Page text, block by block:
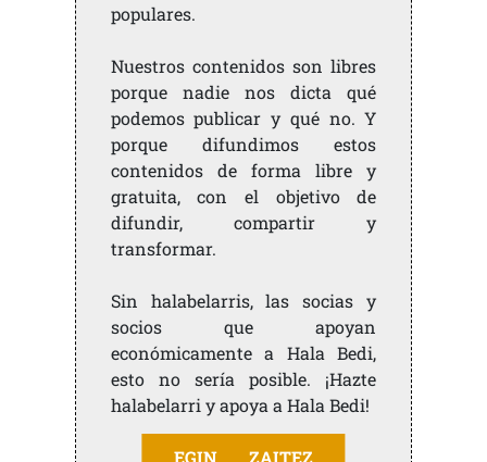
populares.
Nuestros contenidos son libres
porque nadie nos dicta qué
podemos publicar y qué no. Y
porque difundimos estos
contenidos de forma libre y
gratuita, con el objetivo de
difundir, compartir y
transformar.
Sin halabelarris, las socias y
socios que apoyan
económicamente a Hala Bedi,
esto no sería posible. ¡Hazte
halabelarri y apoya a Hala Bedi!
EGIN ZAITEZ